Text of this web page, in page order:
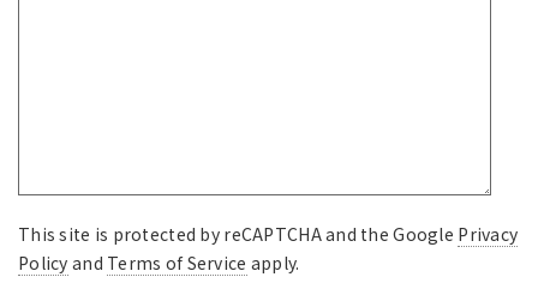
This site is protected by reCAPTCHA and the Google Privacy
Policy and Terms of Service apply.